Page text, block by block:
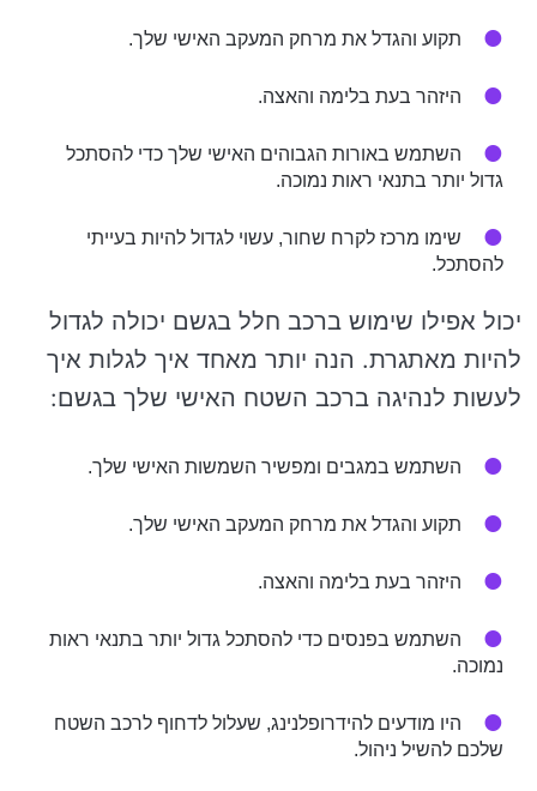
תקוע והגדל את מרחק המעקב האישי שלך.
היזהר בעת בלימה והאצה.
השתמש באורות הגבוהים האישי שלך כדי להסתכל
גדול יותר בתנאי ראות נמוכה.
שימו מרכז לקרח שחור, עשוי לגדול להיות בעייתי
להסתכל.
יכול אפילו שימוש ברכב חלל בגשם יכולה לגדול
להיות מאתגרת. הנה יותר מאחד איך לגלות איך
לעשות לנהיגה ברכב השטח האישי שלך בגשם:
השתמש במגבים ומפשיר השמשות האישי שלך.
תקוע והגדל את מרחק המעקב האישי שלך.
היזהר בעת בלימה והאצה.
השתמש בפנסים כדי להסתכל גדול יותר בתנאי ראות
נמוכה.
היו מודעים להידרופלנינג, שעלול לדחוף לרכב השטח
שלכם להשיל ניהול.